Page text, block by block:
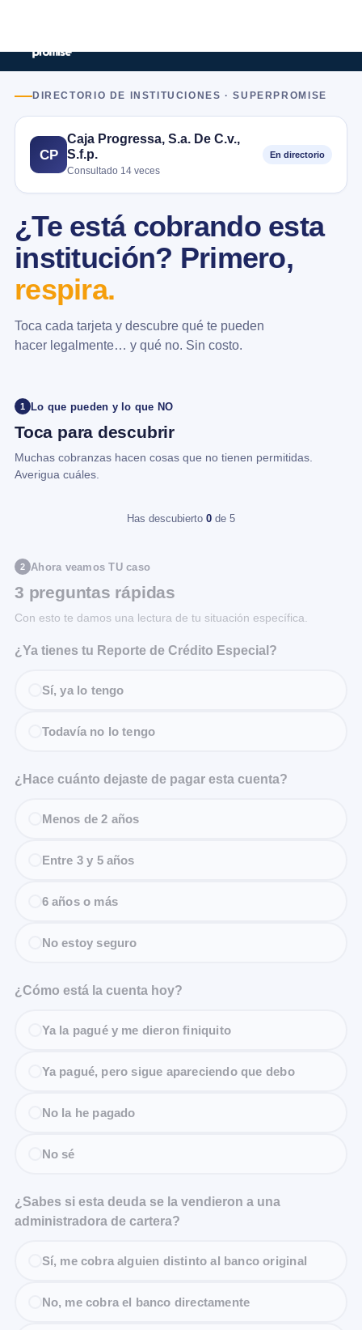
DIRECTORIO DE INSTITUCIONES · SUPERPROMISE
CP
Caja Progressa, S.a. De C.v.,
S.f.p.
Consultado 14 veces
En directorio
¿Te está cobrando esta
institución? Primero,
respira.
Toca cada tarjeta y descubre qué te pueden
hacer legalmente… y qué no. Sin costo.
1 Lo que pueden y lo que NO
Toca para descubrir
Muchas cobranzas hacen cosas que no tienen permitidas.
Averigua cuáles.
Has descubierto 0 de 5
2 Ahora veamos TU caso
3 preguntas rápidas
Con esto te damos una lectura de tu situación específica.
¿Ya tienes tu Reporte de Crédito Especial?
Sí, ya lo tengo
Todavía no lo tengo
¿Hace cuánto dejaste de pagar esta cuenta?
Menos de 2 años
Entre 3 y 5 años
6 años o más
No estoy seguro
¿Cómo está la cuenta hoy?
Ya la pagué y me dieron finiquito
Ya pagué, pero sigue apareciendo que debo
No la he pagado
No sé
¿Sabes si esta deuda se la vendieron a una
administradora de cartera?
Sí, me cobra alguien distinto al banco original
No, me cobra el banco directamente